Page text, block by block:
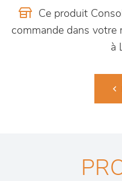
Ce produit
commande dans votre
à